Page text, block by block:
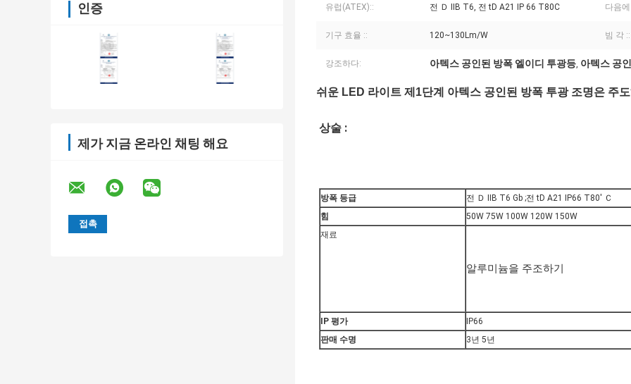
인증
제가 지금 온라인 채팅 해요
유럽(ATEX):: 전 Ｄ IIB T6, 전 tD A21 IP 66 T80C 다음
기구 효율 :: 120~130Lm/W 빔 각 ::
강조하다: 아텍스 공인된 방폭 엘이디 투광등, 아텍스 공
쉬운 LED 라이트 제1단계 아텍스 공인된 방폭 투광 조명은 주
상술 :
방폭 등급
전 Ｄ IIB T6 Gb ;전 tD A21 IP66 T80' Ｃ
힘
50W 75W 100W 120W 150W
재료
알루미늄을 주조하기
IP 평가
IP66
판매 수명
3년 5년